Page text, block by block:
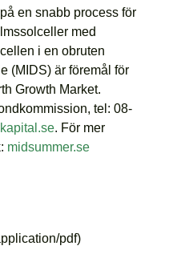
en snabb process för
med
i en obruten
(MIDS) är föremål för
Growth Market.
tel: 08-
. För mer
midsummer.se
pdf)